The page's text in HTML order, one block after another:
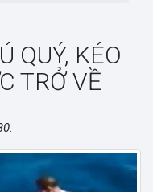
QUÝ, KÉO
TRỞ VỀ
.